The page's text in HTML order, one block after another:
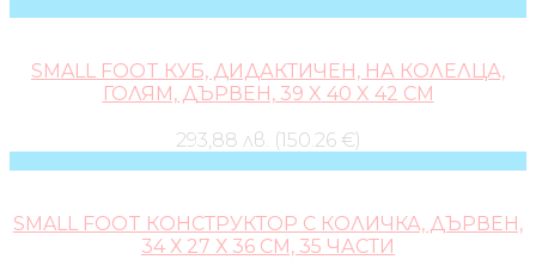
SMALL FOOT КУБ, ДИДАКТИЧЕН, НА КОЛЕЛЦА,
ГОЛЯМ, ДЪРВЕН, 39 X 40 X 42 CM
293,88 лв. (150.26 €)
SMALL FOOT КОНСТРУКТОР С КОЛИЧКА, ДЪРВЕН,
34 Х 27 Х 36 CM, 35 ЧАСТИ